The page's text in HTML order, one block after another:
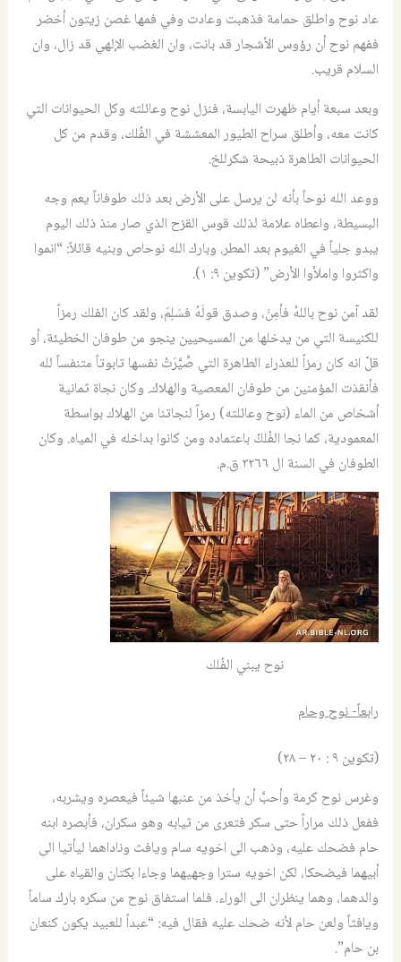
عاد نوح واطلق حمامة فذهبت وعادت وفي فمها غصن زيتون أخضر
ففهم نوح أن رؤوس الأشجار قد بانت، وان الغضب الإلهي قد زال، وان
السلام قريب.
وبعد سبعة أيام ظهرت اليابسة، فنزل نوح وعائلته وكل الحيوانات التي
كانت معه، وأطلق سراح الطيور المعششة في الفُلك، وقدم من كل
الحيوانات الطاهرة ذبيحة شكرللخ.
ووعد الله نوحاً بأنه لن يرسل على الأرض بعد ذلك طوفاناً يعم وجه
البسيطة، واعطاه علامة لذلك قوس القزح الذي صار منذ ذلك اليوم
يبدو جلياً في الغيوم بعد المطر. وبارك الله نوحاص وبنيه قائلاً: “انموا
واكثروا واملأوا الأرض” (تكوين ٩: ١).
لقد آمن نوح باللهْ فأمِنَ، وصدق قولَهُ فسَلِمَ، ولقد كان الفلك رمزاً
للكنيسة التي من يدخلها من المسيحيين ينجو من طوفان الخطيئة، أو
قلّ انه كان رمزاً للعذراء الطاهرة التي صَّيَّرَتْ نفسها تابوتاً متنفساً لله
فأنقذت المؤمنين من طوفان المعصية والهلاك. وكان نجاة ثمانية
أشخاص من الماء (نوح وعائلته) رمزاً لنجاتنا من الهلاك بواسطة
المعمودية، كما نجا الفُلكُ باعتماده ومن كانوا بداخله في المياه. وكان
الطوفان في السنة ال ٣٢٦٦ ق.م.
نوح يبني الفُلك
رابعاً- نوح وحام
(تكوين ٩ : ٢٠ – ٢٨)
وغرس نوح كرمة وأحبَّ أن يأخذ من عنبها شيئاً فيعصره ويشربه،
ففعل ذلك مراراً حتى سكر فتعرى من ثيابه وهو سكران، فأبصره ابنه
حام فضحك عليه، وذهب الى اخويه سام ويافث وناداهما ليأتيا الى
أبيهما فيضحكا، لكن اخويه سترا وجهيهما وجاءا بكتان والقياه على
والدهما، وهما ينظران الى الوراء. فلما استفاق نوح من سكره بارك ساماً
ويافثاً ولعن حام لأنه ضحك عليه فقال فيه: “عبداً للعبيد يكون كنعان
بن حام”.